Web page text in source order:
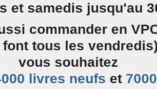
et samedis jusqu'au
commander en
tous les
vous souhaitez
livres neufs et